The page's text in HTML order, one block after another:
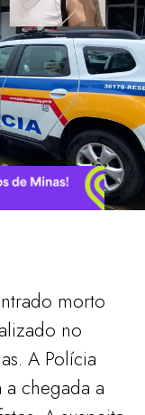
morto
no
A Polícia
chegada a